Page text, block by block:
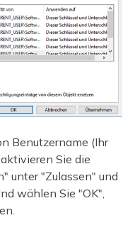
Benutzername (Ihr
Sie die
unter "Zulassen" und
wählen Sie "OK",